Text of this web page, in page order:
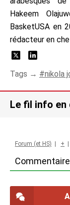
Hakeem
BasketUSA en
rédacteur en
Tags → nikola
Le fil info en
Forum (et HS) +